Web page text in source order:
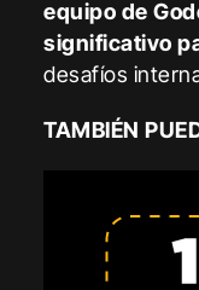
equipo de
significativo
desafíos
TAMBIÉN